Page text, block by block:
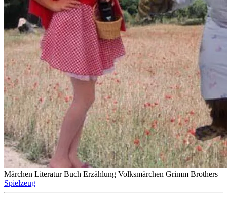
Märchen Literatur Buch Erzählung Volksmärchen Grimm Brothers
Spielzeug